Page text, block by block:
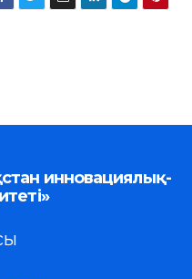
инновациялық-